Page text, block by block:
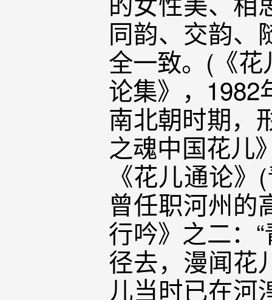
同韵、交韵、
全一致。(《花
论集》，1982
南北朝时期，
之魂中国花儿
《花儿通论
曾任职河州的
行吟》之二：
径去，漫闻花
儿当时已在河